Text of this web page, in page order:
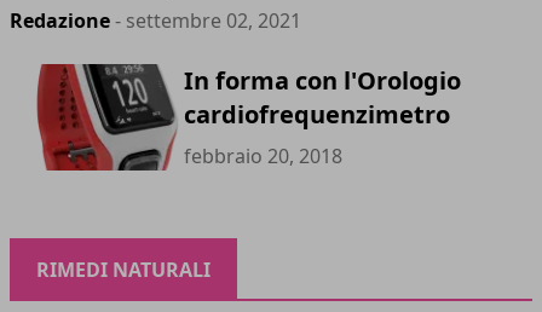
Redazione- settembre 02, 2021
In forma con l'Orologio
cardiofrequenzimetro
febbraio 20, 2018
RIMEDI NATURALI